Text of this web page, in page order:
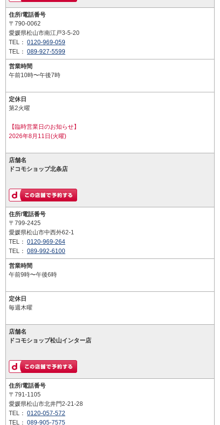
住所/電話番号
〒790-0062
愛媛県松山市南江戸3-5-20
TEL： 0120-969-059
TEL： 089-927-5599
営業時間
午前10時〜午後7時
定休日
第2火曜
【臨時営業日のお知らせ】
2026年8月11日(火曜)
店舗名
ドコモショップ北条店
住所/電話番号
〒799-2425
愛媛県松山市中西外62-1
TEL： 0120-969-264
TEL： 089-992-6100
営業時間
午前9時〜午後6時
定休日
毎週木曜
店舗名
ドコモショップ松山インター店
住所/電話番号
〒791-1105
愛媛県松山市北井門2-21-28
TEL： 0120-057-572
TEL： 089-905-7575